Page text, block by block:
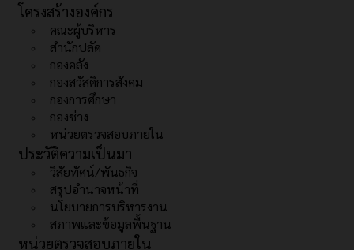
โครงสร้างองค์กร
คณะผู้บริหาร
สำนักปลัด
กองคลัง
กองสวัสดิการสังคม
กองการศึกษา
กองช่าง
หน่วยตรวจสอบภายใน
ประวัติความเป็นมา
วิสัยทัศน์/พันธกิจ
สรุปอำนาจหน้าที่
นโยบายการบริหารงาน
สภาพและข้อมูลพื้นฐาน
หน่วยตรวจสอบภายใน